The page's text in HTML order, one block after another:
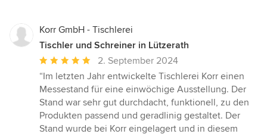
Korr GmbH - Tischlerei
Tischler und Schreiner in Lützerath
Durchschnittliche
Bewertung:
5
von
5
Sternen
2. September 2024
“Im letzten Jahr entwickelte Tischlerei Korr einen
Messestand für eine einwöchige Ausstellung. Der
Stand war sehr gut durchdacht, funktionell, zu den
Produkten passend und geradlinig gestaltet. Der
Stand wurde bei Korr eingelagert und in diesem